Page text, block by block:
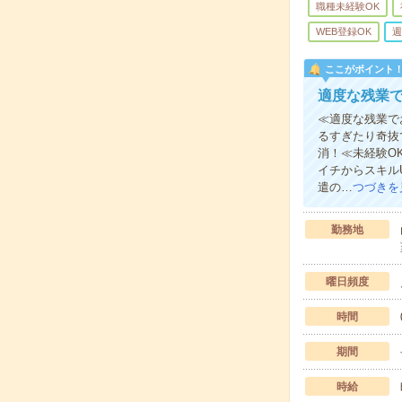
職種未経験OK
WEB登録OK
ここがポイント
適度な残業
≪適度な残業で
るすぎたり奇
消！≪未経験
イチからスキ
遣の…つづきを
勤務地
曜日頻度
時間
期間
時給